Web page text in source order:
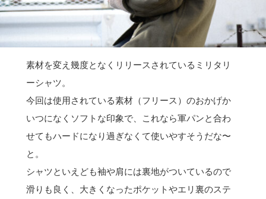
素材を変え幾度となくリリースされているミリタリ
ーシャツ。
今回は使用されている素材（フリース）のおかげか
いつになくソフトな印象で、これなら軍パンと合わ
せてもハードになり過ぎなくて使いやすそうだな〜
と。
シャツといえども袖や肩には裏地がついているので
滑りも良く、大きくなったポケットやエリ裏のステ